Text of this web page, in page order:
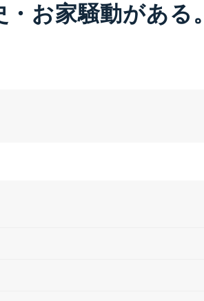
お家騒動がある。